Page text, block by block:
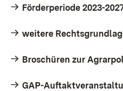
Förderperiode 2023-
weitere
Broschüren zur
GAP-